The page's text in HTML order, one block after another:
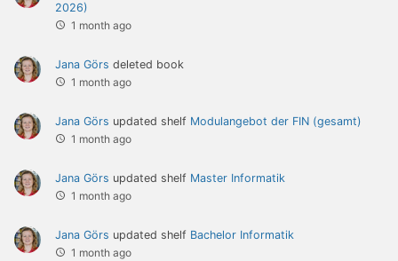
2026)
1 month ago
Jana Görs deleted book
1 month ago
Jana Görs updated shelf Modulangebot der FIN (gesamt)
1 month ago
Jana Görs updated shelf Master Informatik
1 month ago
Jana Görs updated shelf Bachelor Informatik
1 month ago